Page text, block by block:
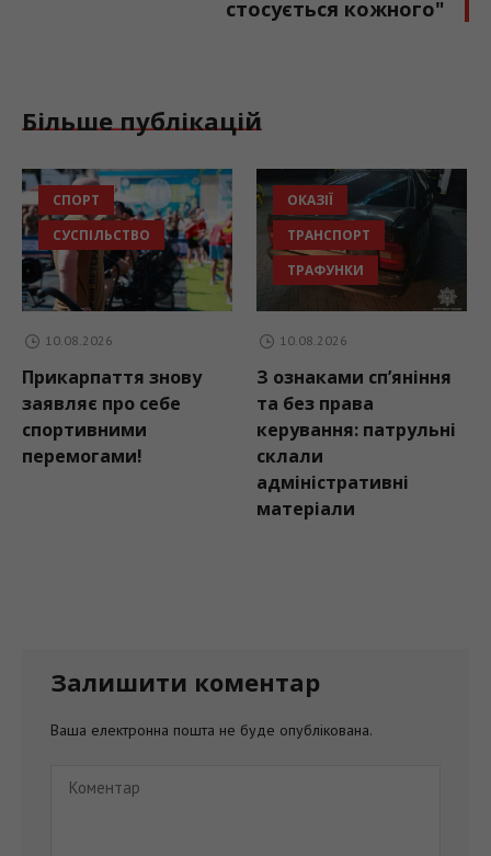
стосується кожного"
Більше публікацій
ОКАЗІЇ
ТРАНСПОРТ
ТРАФУНКИ
З ознаками сп’яніння
та без права
керування: патрульні
склали
НОВИНИ
СУСПІЛЬСТВО
Рогатинська,
Бурштинська,
Галицька та
провели мирну
на підтримку
Ваша електронна пошта не буде опублікована.